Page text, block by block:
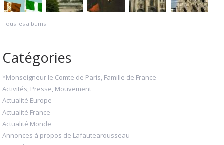
Tous les albums
Catégories
*Monseigneur le Comte de Paris, Famille de France
Activités, Presse, Mouvement
Actualité Europe
Actualité France
Actualité Monde
Annonces à propos de Lafautearousseau